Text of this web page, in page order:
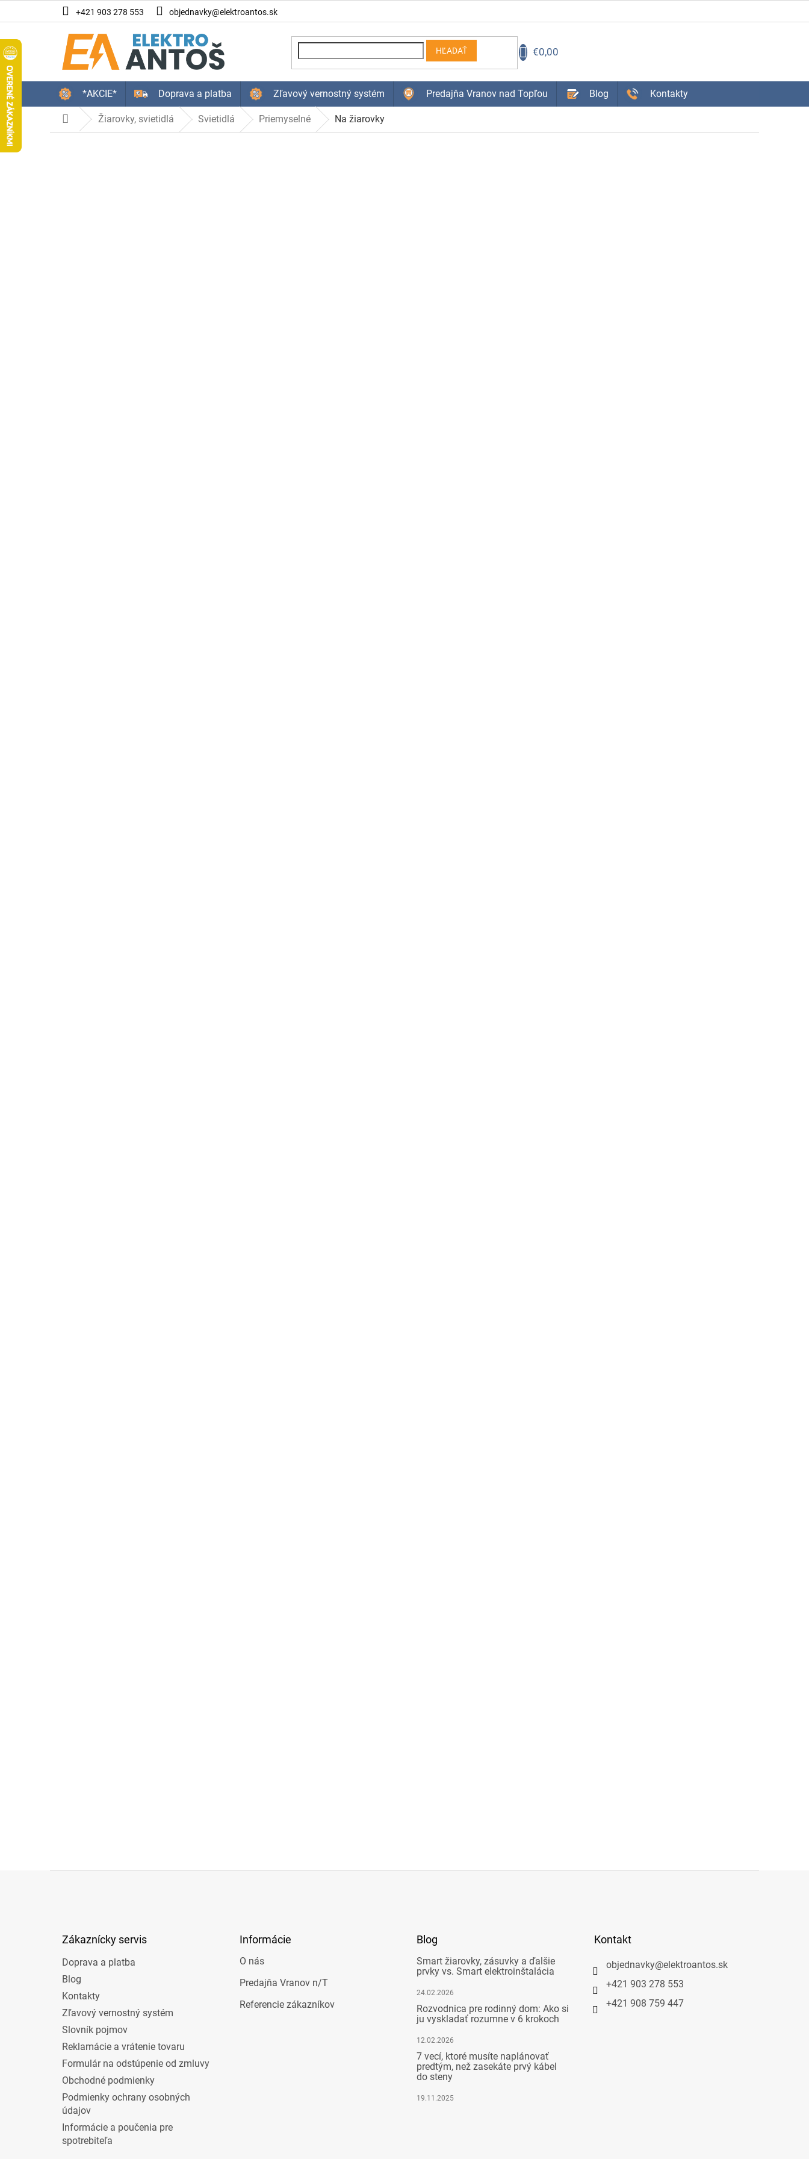
na
+421 903 278 553 objednavky@elektroantos.sk
HĽADAŤ
KOŠÍK
€0,00
*AKCIE* Doprava a platba Zľavový vernostný systém Predajňa Vranov nad Topľou Blog Kontakty
DomovŽiarovky, svietidlá Svietidlá Priemyselné Na žiarovky
Zákaznícky servis
Doprava a platba
Blog
Kontakty
Zľavový vernostný systém
Slovník pojmov
Reklamácie a vrátenie tovaru
Formulár na odstúpenie od zmluvy
Obchodné podmienky
Podmienky ochrany osobných
údajov
Informácie a poučenia pre
spotrebiteľa
Informácie
O nás
Predajňa Vranov n/T
Referencie zákazníkov
Blog
Smart žiarovky, zásuvky a ďalšie
prvky vs. Smart elektroinštalácia
24.02.2026
Rozvodnica pre rodinný dom: Ako si
ju vyskladať rozumne v 6 krokoch
12.02.2026
7 vecí, ktoré musíte naplánovať
predtým, než zasekáte prvý kábel
do steny
19.11.2025
Kontakt
objednavky@elektroantos.sk
+421 903 278 553
+421 908 759 447